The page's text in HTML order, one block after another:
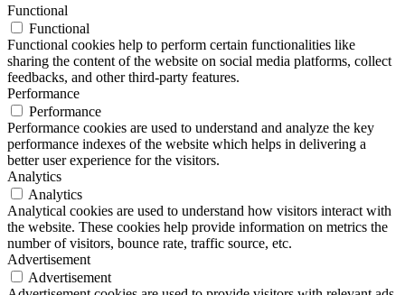
Functional
Functional
Functional cookies help to perform certain functionalities like
sharing the content of the website on social media platforms, collect
feedbacks, and other third-party features.
Performance
Performance
Performance cookies are used to understand and analyze the key
performance indexes of the website which helps in delivering a
better user experience for the visitors.
Analytics
Analytics
Analytical cookies are used to understand how visitors interact with
the website. These cookies help provide information on metrics the
number of visitors, bounce rate, traffic source, etc.
Advertisement
Advertisement